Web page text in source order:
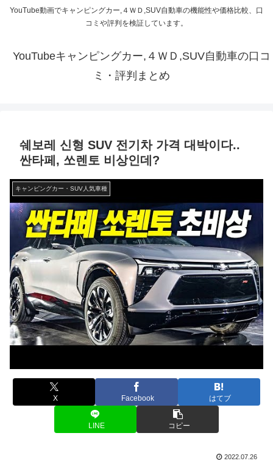
YouTube動画でキャンピングカー,４ＷＤ,SUV自動車の機能性や価格比較、口
コミや評判を検証しています。
YouTubeキャンピングカー,４ＷＤ,SUV自動車の口コ
ミ・評判まとめ
쉐보레 신형 SUV 전기차 가격 대박이다..
싼타페, 쏘렌토 비상인데?
キャンピングカー・SUV人気車種
X Facebook はてブ
LINE コピー
2022.07.26